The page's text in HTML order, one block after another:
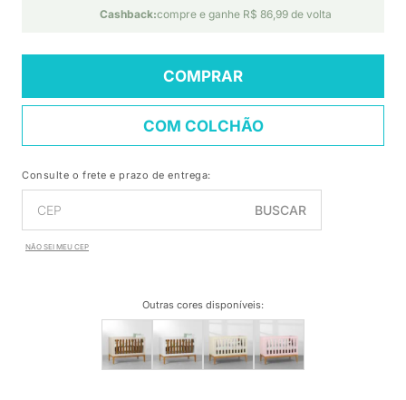
Cashback:compre e ganhe R$ 86,99 de volta
COMPRAR
COM COLCHÃO
Consulte o frete e prazo de entrega:
BUSCAR
NÃO SEI MEU CEP
Outras cores disponíveis: